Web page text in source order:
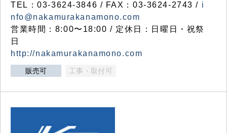
TEL：03-3624-3846 / FAX：03-3624-2743 / i
nfo@nakamurakanamono.com
営業時間：8:00〜18:00 / 定休日：日曜日・祝祭
日
http://nakamurakanamono.com
販売可 工事・取付可